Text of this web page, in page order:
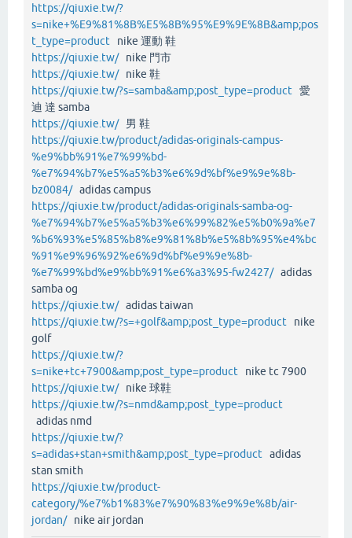
https://qiuxie.tw/?
s=nike+%E9%81%8B%E5%8B%95%E9%9E%8B&amp;pos
t_type=product nike 運動 鞋
https://qiuxie.tw/nike 門市
https://qiuxie.tw/nike 鞋
https://qiuxie.tw/?s=samba&amp;post_type=product 愛
迪 達 samba
https://qiuxie.tw/男 鞋
https://qiuxie.tw/product/adidas-originals-campus-
%e9%bb%91%e7%99%bd-
%e7%94%b7%e5%a5%b3%e6%9d%bf%e9%9e%8b-
bz0084/adidas campus
https://qiuxie.tw/product/adidas-originals-samba-og-
%e7%94%b7%e5%a5%b3%e6%99%82%e5%b0%9a%e7
%b6%93%e5%85%b8%e9%81%8b%e5%8b%95%e4%bc
%91%e9%96%92%e6%9d%bf%e9%9e%8b-
%e7%99%bd%e9%bb%91%e6%a3%95-fw2427/adidas
samba og
https://qiuxie.tw/adidas taiwan
https://qiuxie.tw/?s=+golf&amp;post_type=product nike
golf
https://qiuxie.tw/?
s=nike+tc+7900&amp;post_type=product nike tc 7900
https://qiuxie.tw/nike 球鞋
https://qiuxie.tw/?s=nmd&amp;post_type=product
adidas nmd
https://qiuxie.tw/?
s=adidas+stan+smith&amp;post_type=product adidas
stan smith
https://qiuxie.tw/product-
category/%e7%b1%83%e7%90%83%e9%9e%8b/air-
jordan/nike air jordan